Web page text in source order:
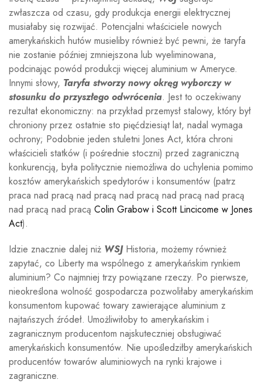
zwłaszcza od czasu, gdy produkcja energii elektrycznej
musiałaby się rozwijać. Potencjalni właściciele nowych
amerykańskich hutów musieliby również być pewni, że taryfa
nie zostanie później zmniejszona lub wyeliminowana,
podcinając powód produkcji więcej aluminium w Ameryce.
Innymi słowy, Taryfa stworzy nowy okręg wyborczy w
stosunku do przyszłego odwrócenia. Jest to oczekiwany
rezultat ekonomiczny: na przykład przemysł stalowy, który był
chroniony przez ostatnie sto pięćdziesiąt lat, nadal wymaga
ochrony; Podobnie jeden stuletni Jones Act, która chroni
właścicieli statków (i pośrednie stoczni) przed zagraniczną
konkurencją, była politycznie niemożliwa do uchylenia pomimo
kosztów amerykańskich spedytorów i konsumentów (patrz
praca nad pracą nad pracą nad pracą nad pracą nad pracą
nad pracą nad pracą Colin Grabow i Scott Lincicome w Jones
Act).
Idzie znacznie dalej niż WSJHistoria, możemy również
zapytać, co Liberty ma wspólnego z amerykańskim rynkiem
aluminium? Co najmniej trzy powiązane rzeczy. Po pierwsze,
nieokreślona wolność gospodarcza pozwoliłaby amerykańskim
konsumentom kupować towary zawierające aluminium z
najtańszych źródeł. Umożliwiłoby to amerykańskim i
zagranicznym producentom najskuteczniej obsługiwać
amerykańskich konsumentów. Nie upośledziłby amerykańskich
producentów towarów aluminiowych na rynki krajowe i
zagraniczne.